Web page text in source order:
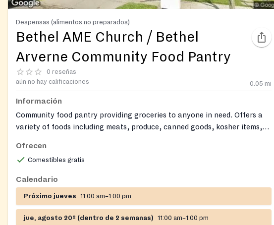
Despensas (alimentos no preparados)
Bethel AME Church / Bethel
Arverne Community Food Pantry
0 reseñas
aún no hay calificaciones
0.05 mi
Información
Community food pantry providing groceries to anyone in need. Offers a
variety of foods including meats, produce, canned goods, kosher items,
and games for children. Operated by Bethel AME Church in Arverne with
a team of dedicated volunteers.
Ofrecen
Comestibles gratis
Calendario
Próximo jueves 11:00 am–1:00 pm
jue, agosto 20º (dentro de 2 semanas) 11:00 am–1:00 pm